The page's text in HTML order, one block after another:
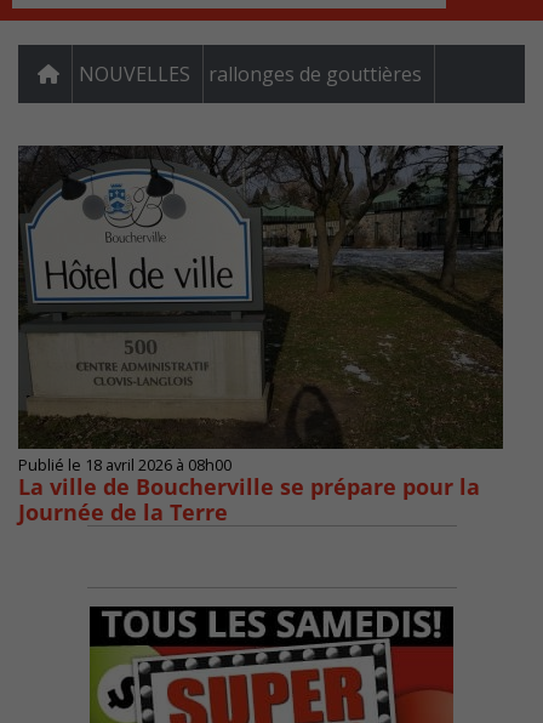
NOUVELLES rallonges de gouttières
Publié le 18 avril 2026 à 08h00
La ville de Boucherville se prépare pour la
Journée de la Terre